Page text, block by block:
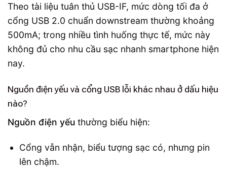
Theo tài liệu tuân thủ USB-IF, mức dòng tối đa ở
cổng USB 2.0 chuẩn downstream thường khoảng
500mA; trong nhiều tình huống thực tế, mức này
không đủ cho nhu cầu sạc nhanh smartphone hiện
nay.
Nguồn điện yếu và cổng USB lỗi khác nhau ở dấu hiệu
nào?
Nguồn điện yếu thường biểu hiện:
Cổng vẫn nhận, biểu tượng sạc có, nhưng pin
lên chậm.